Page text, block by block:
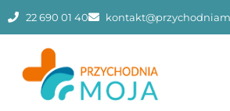
22 690 01 40